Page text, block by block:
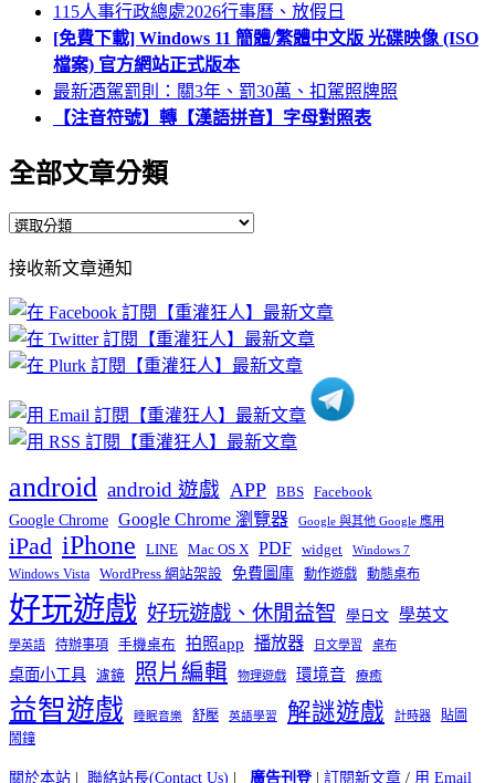
115人事行政總處2026行事曆、放假日
[免費下載] Windows 11 簡體/繁體中文版 光碟映像 (ISO
檔案) 官方網站正式版本
最新酒駕罰則：關3年、罰30萬、扣駕照牌照
【注音符號】轉【漢語拼音】字母對照表
全部文章分類
全
文
章
分
類
接收新文章通知
android android 遊戲 APP BBS Facebook
Google Chrome Google Chrome 瀏覽器 Google 與其他 Google 應用
iPad iPhone LINE Mac OS X PDF widget Windows 7
Windows Vista WordPress 網站架設 免費圖庫 動作遊戲 動態桌布
好玩遊戲 好玩遊戲、休閒益智 學日文 學英文
學英語 待辦事項 手機桌布 拍照app 播放器 日文學習 桌布
桌面小工具 濾鏡 照片編輯 物理遊戲 環境音 療癒
益智遊戲 睡眠音樂 舒壓 英語學習 解謎遊戲 計時器
貼圖
鬧鐘
關於本站 | 聯絡站長(Contact Us) | 廣告刊登| 訂閱新文章 / 用 Email